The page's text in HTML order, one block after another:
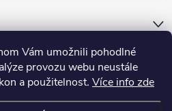
Vám umožnili pohodlné
provozu webu neustále
a použitelnost. Více info zde